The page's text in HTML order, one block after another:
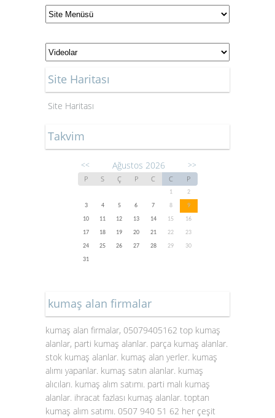
Site Haritası
Site Haritası
Takvim
<< Ağustos 2026 >>
P S Ç P C C P
1
2
3
4 5 6 7 8
9
10
11 12 13 14 15
16
17
18 19 20 21 22
23
24
25 26 27 28 29
30
31
kumaş alan firmalar
kumaş alan firmalar, 05079405162 top kumaş
alanlar, parti kumaş alanlar. parça kumaş alanlar.
stok kumaş alanlar. kumaş alan yerler. kumaş
alımı yapanlar. kumaş satın alanlar. kumaş
alıcıları. kumaş alım satımı. parti malı kumaş
alanlar. ihracat fazlası kumaş alanlar. toptan
kumaş alım satımı. 0507 940 51 62 her çeşit